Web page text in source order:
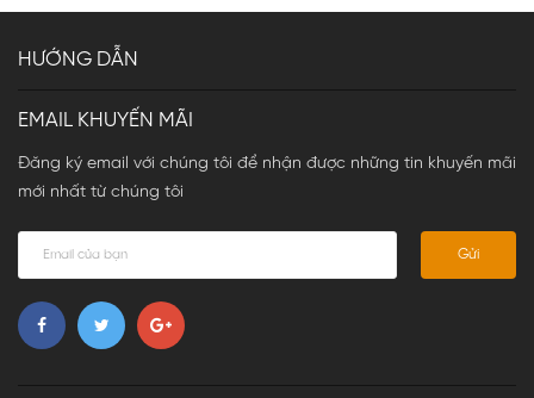
HƯỚNG DẪN
EMAIL KHUYẾN MÃI
Đăng ký email với chúng tôi để nhận được những tin khuyến mãi
mới nhất từ chúng tôi
Gửi